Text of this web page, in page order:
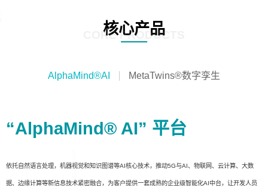
核心产品
CORE PRODUCTS
AlphaMind®AI MetaTwins®数字孪生
“AlphaMind® AI” 平台
依托自然语言处理，机器视觉和知识图谱等AI核心技术，推动5G与AI、物联网、云计算、大数
据、边缘计算等新信息技术紧密融合，为客户提供一套成熟的企业级智能化AI中台，让开发人员